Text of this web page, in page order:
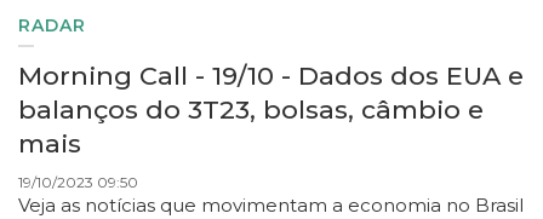
RADAR
Morning Call - 19/10 - Dados dos EUA e
balanços do 3T23, bolsas, câmbio e
mais
19/10/2023 09:50
Veja as notícias que movimentam a economia no Brasil